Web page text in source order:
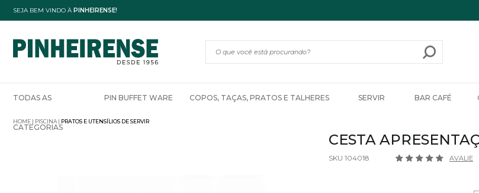
SEJA BEM VINDO À PINHEIRENSE!
TODAS AS
CATEGORIAS
PIN BUFFET WARE COPOS, TAÇAS, PRATOS E TALHERES SERVIR BAR CAFÉ
HOME PISCINA PRATOS E UTENSÍLIOS DE SERVIR
CESTA
SKU 104018 AVALIE